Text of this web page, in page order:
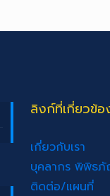
ลิงก์ที่เกี่ยวข้อ
เกี่ยวกับเรา
บุคลากร พิพิธ
ติดต่อ/แผนที่